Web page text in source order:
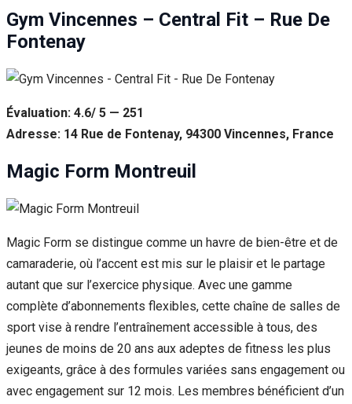
Gym Vincennes – Central Fit – Rue De
Fontenay
Évaluation: 4.6/ 5 — 251
Adresse: 14 Rue de Fontenay, 94300 Vincennes, France
Magic Form Montreuil
Magic Form se distingue comme un havre de bien-être et de
camaraderie, où l’accent est mis sur le plaisir et le partage
autant que sur l’exercice physique. Avec une gamme
complète d’abonnements flexibles, cette chaîne de salles de
sport vise à rendre l’entraînement accessible à tous, des
jeunes de moins de 20 ans aux adeptes de fitness les plus
exigeants, grâce à des formules variées sans engagement ou
avec engagement sur 12 mois. Les membres bénéficient d’un